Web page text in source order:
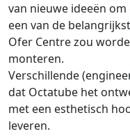
van nieuwe ideeën
een van de
Ofer Centre zou
monteren.
Verschillende
dat Octatube het
met een esthetisch
leveren.